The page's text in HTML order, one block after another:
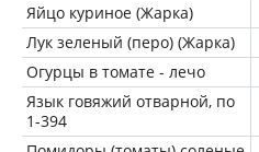
Яйцо куриное (Жарка)
Лук зеленый (перо) (Жарка)
Огурцы в томате - лечо
Язык говяжий отварной, по
1-394